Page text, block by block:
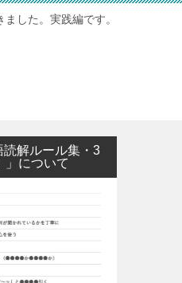
した。実践編です。
読解ルール集・3
」について